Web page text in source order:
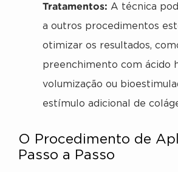
Tratamentos: A técnica
a outros procedimentos
otimizar os resultados,
preenchimento com ácido
volumização ou
estímulo adicional de
O Procedimento de
Passo a Passo